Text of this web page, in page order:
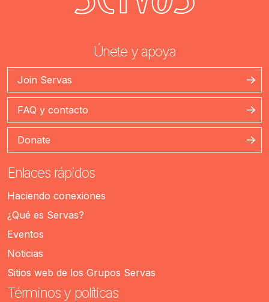
Únete y apoya
Join Servas
FAQ y contacto
Donate
Enlaces rápidos
Haciendo conexiones
¿Qué es Servas?
Eventos
Noticias
Sitios web de los Grupos Servas
Términos y políticas